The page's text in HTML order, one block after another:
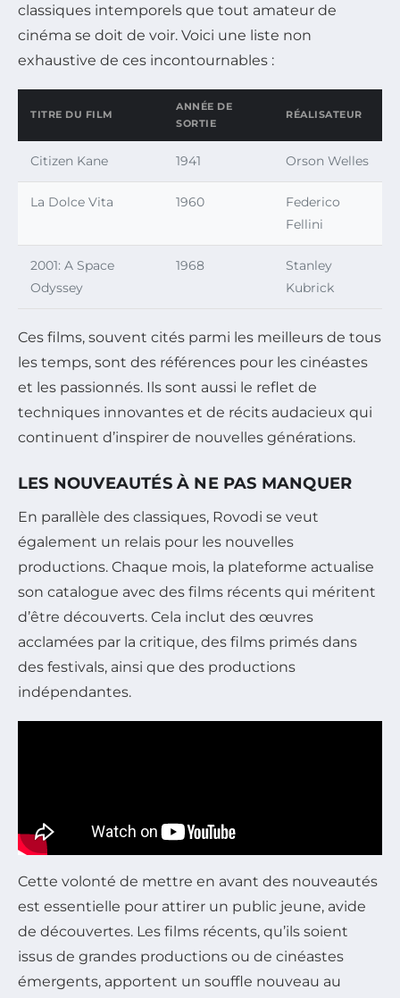
classiques intemporels que tout amateur de
cinéma se doit de voir. Voici une liste non
exhaustive de ces incontournables :
TITRE DU FILM
ANNÉE DE
SORTIE
RÉALISATEUR
Citizen Kane 1941 Orson Welles
La Dolce Vita 1960
Federico
Fellini
2001: A Space
Odyssey
1968
Stanley
Kubrick
Ces films, souvent cités parmi les meilleurs de tous
les temps, sont des références pour les cinéastes
et les passionnés. Ils sont aussi le reflet de
techniques innovantes et de récits audacieux qui
continuent d’inspirer de nouvelles générations.
LES NOUVEAUTÉS À NE PAS MANQUER
En parallèle des classiques, Rovodi se veut
également un relais pour les nouvelles
productions. Chaque mois, la plateforme actualise
son catalogue avec des films récents qui méritent
d’être découverts. Cela inclut des œuvres
acclamées par la critique, des films primés dans
des festivals, ainsi que des productions
indépendantes.
Cette volonté de mettre en avant des nouveautés
est essentielle pour attirer un public jeune, avide
de découvertes. Les films récents, qu’ils soient
issus de grandes productions ou de cinéastes
émergents, apportent un souffle nouveau au